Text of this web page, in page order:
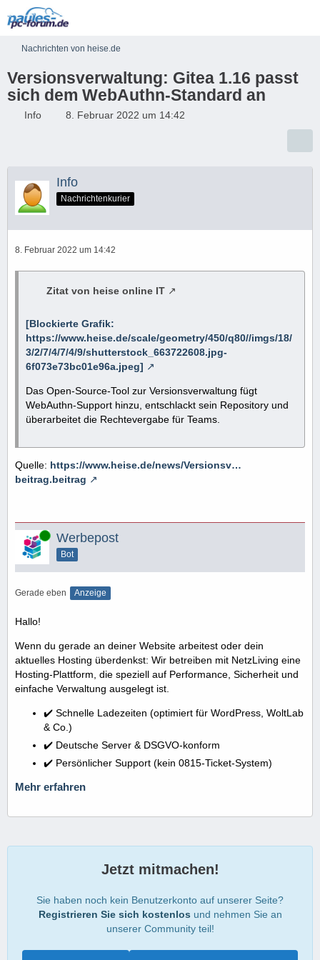
Nachrichten von heise.de
Versionsverwaltung: Gitea 1.16 passt
sich dem WebAuthn-Standard an
Info 8. Februar 2022 um 14:42
Info
Nachrichtenkurier
8. Februar 2022 um 14:42
Zitat von heise online IT
[Blockierte Grafik:
https://www.heise.de/scale/geometry/450/q80//imgs/18/
3/2/7/4/7/4/9/shutterstock_663722608.jpg-
6f073e73bc01e96a.jpeg]
Das Open-Source-Tool zur Versionsverwaltung fügt
WebAuthn-Support hinzu, entschlackt sein Repository und
überarbeitet die Rechtevergabe für Teams.
Quelle: https://www.heise.de/news/Versionsv…
beitrag.beitrag
Online Werbepost
Bot
Gerade eben Anzeige
Hallo!
Wenn du gerade an deiner Website arbeitest oder dein
aktuelles Hosting überdenkst: Wir betreiben mit NetzLiving eine
Hosting-Plattform, die speziell auf Performance, Sicherheit und
einfache Verwaltung ausgelegt ist.
✔️ Schnelle Ladezeiten (optimiert für WordPress, WoltLab
& Co.)
✔️ Deutsche Server & DSGVO-konform
✔️ Persönlicher Support (kein 0815-Ticket-System)
Mehr erfahren
Jetzt mitmachen!
Sie haben noch kein Benutzerkonto auf unserer Seite?
Registrieren Sie sich kostenlos und nehmen Sie an
unserer Community teil!